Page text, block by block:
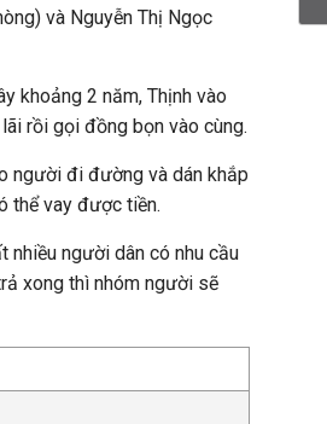
và Nguyễn Thị Ngọc
khoảng 2 năm, Thịnh vào
rồi gọi đồng bọn vào cùng.
người đi đường và dán khắp
thể vay được tiền.
nhiều người dân có nhu cầu
xong thì nhóm người sẽ